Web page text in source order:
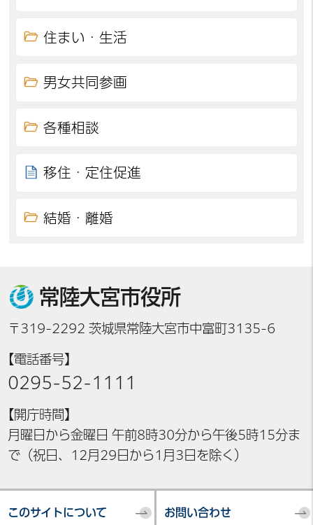
住まい・生活
男女共同参画
各種相談
移住・定住促進
結婚・離婚
常陸大宮市役所
〒319-2292 茨城県常陸大宮市中富町3135-6
【電話番号】
0295-52-1111
【開庁時間】
月曜日から金曜日 午前8時30分から午後5時15分ま
で（祝日、12月29日から1月3日を除く）
このサイトについて お問い合わせ